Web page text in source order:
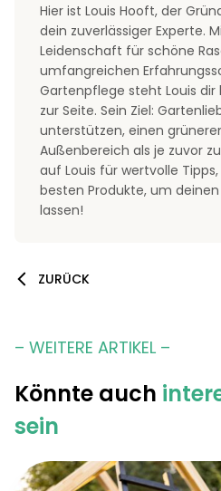
Hier ist Louis Hooft, der
dein zuverlässiger Experte.
Leidenschaft für schöne
umfangreichen
Gartenpflege steht Louis
zur Seite. Sein Ziel:
unterstützen, einen
Außenbereich als je zuvor
auf Louis für wertvolle
besten Produkte, um
lassen!
ZURÜCK
– WEITERE ARTIKEL –
Könnte auch
sein